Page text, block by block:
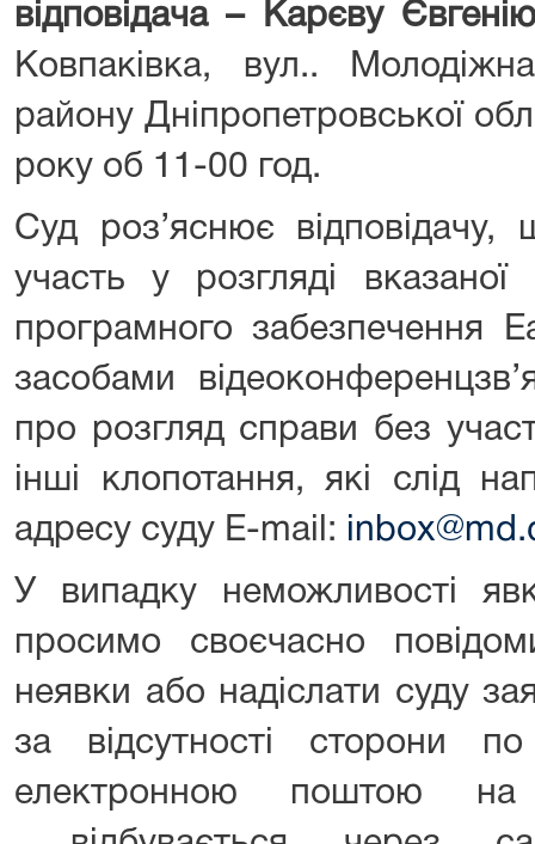
відповідача – Карєву
Ковпаківка, вул..
району Дніпропетровської
року об 11-00 год.
Суд роз’яснює
участь у розгляді
програмного забезпечення
засобами
про розгляд справи без
інші клопотання, які слід
адресу суду E-mail:
У випадку неможливості
просимо своєчасно
неявки або надіслати суду
за відсутності сторони
електронною поштою на